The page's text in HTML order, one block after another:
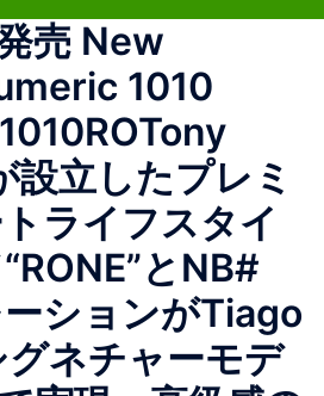
ル
ニ
ュ
ー
売 New
1010
立したプレミ
ライフスタイ
とNB#
ションがTiago
ネチャーモデ